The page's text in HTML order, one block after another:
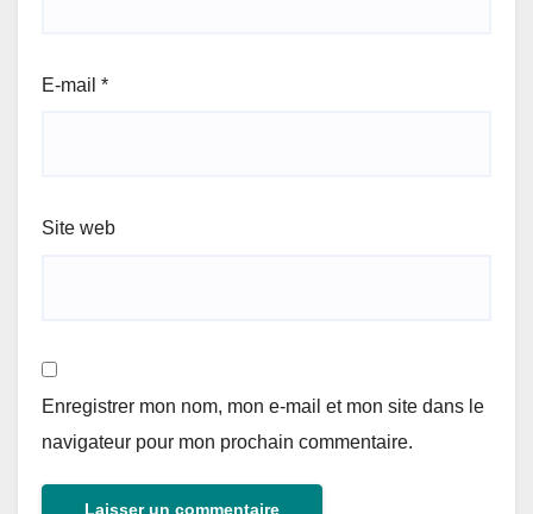
E-mail *
Site web
Enregistrer mon nom, mon e-mail et mon site dans le
navigateur pour mon prochain commentaire.